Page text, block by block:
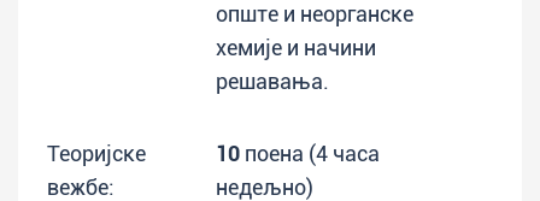
опште и неорганске
хемије и начини
решавања.
Теоријске
вежбе:
10 поена (4 часа
недељно)